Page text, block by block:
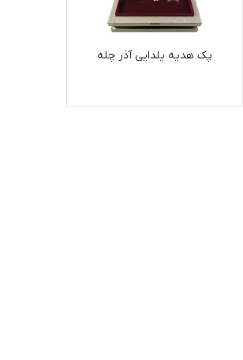
پک هدیه یلدایی آذر چله